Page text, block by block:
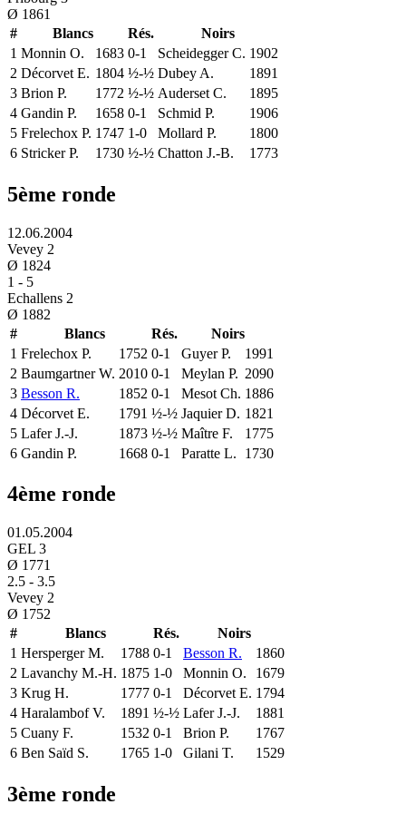
Ø 1861
#
Blancs Rés.
Noirs
1 Monnin O. 1683 0-1 Scheidegger C. 1902
2 Décorvet E. 1804 ½-½ Dubey A.
1891
3 Brion P. 1772 ½-½ Auderset C.
1895
4 Gandin P. 1658 0-1 Schmid P.
1906
5 Frelechox P. 1747 1-0 Mollard P.
1800
6 Stricker P. 1730 ½-½ Chatton J.-B. 1773
5ème ronde
12.06.2004
Vevey 2
Ø 1824
1 - 5
Echallens 2
Ø 1882
#
Blancs Rés.
Noirs
1 Frelechox P. 1752 0-1 Guyer P.
1991
2 Baumgartner W. 2010 0-1 Meylan P. 2090
3 Besson R. 1852 0-1 Mesot Ch. 1886
4 Décorvet E. 1791 ½-½ Jaquier D. 1821
5 Lafer J.-J. 1873 ½-½ Maître F.
1775
6 Gandin P. 1668 0-1 Paratte L. 1730
4ème ronde
01.05.2004
GEL 3
Ø 1771
2.5 - 3.5
Vevey 2
Ø 1752
#
Blancs Rés.
Noirs
1 Hersperger M. 1788 0-1 Besson R.
1860
2 Lavanchy M.-H. 1875 1-0 Monnin O.
1679
3 Krug H. 1777 0-1 Décorvet E. 1794
4 Haralambof V. 1891 ½-½ Lafer J.-J.
1881
5 Cuany F. 1532 0-1 Brion P.
1767
6 Ben Saïd S. 1765 1-0 Gilani T. 1529
3ème ronde